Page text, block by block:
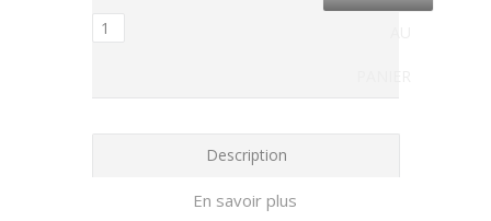
Description
En savoir plus